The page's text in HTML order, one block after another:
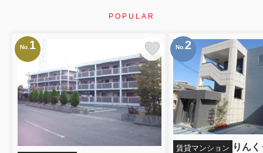
POPULAR
No. 1 No. 2
賃貸マンション りん